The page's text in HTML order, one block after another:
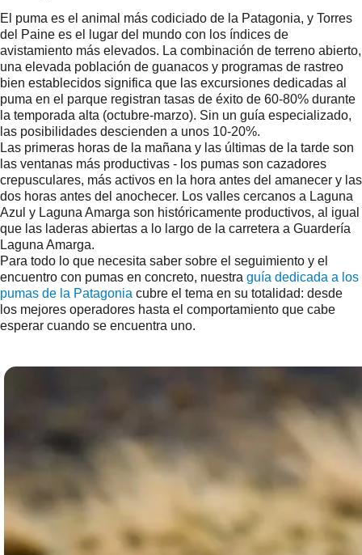
El puma es el animal más codiciado de la Patagonia, y Torres
del Paine es el lugar del mundo con los índices de
avistamiento más elevados. La combinación de terreno abierto,
una elevada población de guanacos y programas de rastreo
bien establecidos significa que las excursiones dedicadas al
puma en el parque registran tasas de éxito de 60-80% durante
la temporada alta (octubre-marzo). Sin un guía especializado,
las posibilidades descienden a unos 10-20%.
Las primeras horas de la mañana y las últimas de la tarde son
las ventanas más productivas - los pumas son cazadores
crepusculares, más activos en la hora antes del amanecer y las
dos horas antes del anochecer. Los valles cercanos a Laguna
Azul y Laguna Amarga son históricamente productivos, al igual
que las laderas abiertas a lo largo de la carretera a Guardería
Laguna Amarga.
Para todo lo que necesita saber sobre el seguimiento y el
encuentro con pumas en concreto, nuestra guía dedicada a los
pumas de la Patagonia cubre el tema en su totalidad: desde
los mejores operadores hasta el comportamiento que cabe
esperar cuando se encuentra uno.